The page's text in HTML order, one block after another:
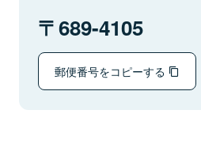
689-4105
郵便番号をコピーする